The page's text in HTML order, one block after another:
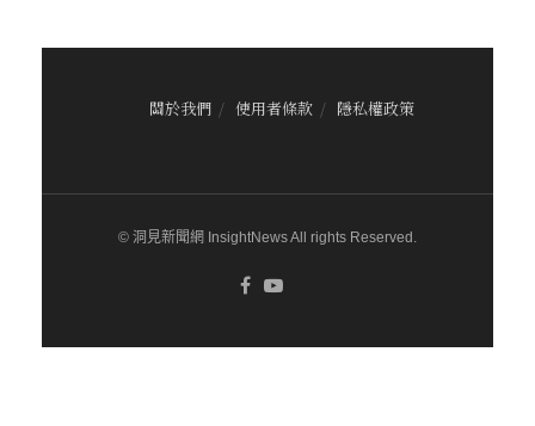
關於我們 使用者條款 隱私權政策
© 洞見新聞網 InsightNews All rights Reserved.